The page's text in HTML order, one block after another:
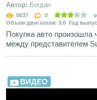
Автор: Богдан
5637 0
Объем двигателя: 3.0 Год
Покупка авто произошла
между представителем
ВИДЕО